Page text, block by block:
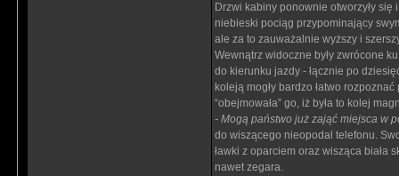
Drzwi kabiny ponownie otworzyły
niebieski pociąg przypominający
ale za to zauważalnie wyższy i
Wewnątrz widoczne były zwrócone
do kierunku jazdy - łącznie po
koleją mogły bardzo łatwo
“obejmowała” go, iż była to kolej
- Mogą państwo już zająć miejsca w
do wiszącego nieopodal telefonu.
ławki z oparciem oraz wisząca biała
nawet zegara.